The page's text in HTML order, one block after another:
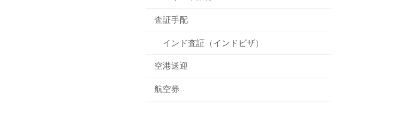
査証手配
インド査証（インドビザ）
空港送迎
航空券